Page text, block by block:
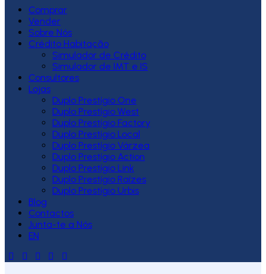
Comprar
Vender
Sobre Nós
Crédito Habitação
Simulador de Crédito
Simulador de IMT e IS
Consultores
Lojas
Duplo Prestígio One
Duplo Prestígio West
Duplo Prestígio Factory
Duplo Prestígio Local
Duplo Prestígio Várzea
Duplo Prestígio Action
Duplo Prestígio Link
Duplo Prestígio Raízes
Duplo Prestígio Urbis
Blog
Contactos
Junta-te a Nós
EN